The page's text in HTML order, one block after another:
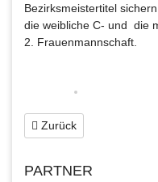
Bezirksmeistertitel
die weibliche C- und die
2. Frauenmannschaft.
Zurück
PARTNER